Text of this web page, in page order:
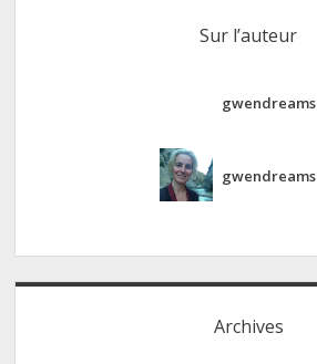
Sur l’auteur
gwendreams
gwendreams
Archives